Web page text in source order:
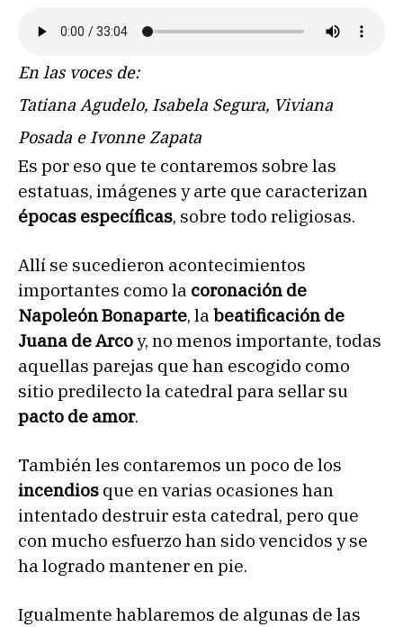
En las voces de:
Tatiana Agudelo, Isabela Segura, Viviana
Posada e Ivonne Zapata
Es por eso que te contaremos sobre las
estatuas, imágenes y arte que caracterizan
épocas específicas, sobre todo religiosas.
Allí se sucedieron acontecimientos
importantes como la coronación de
Napoleón Bonaparte, labeatificación de
Juana de Arcoy, no menos importante, todas
aquellas parejas que han escogido como
sitio predilecto la catedral para sellar su
pacto de amor.
También les contaremos un poco de los
incendios que en varias ocasiones han
intentado destruir esta catedral, pero que
con mucho esfuerzo han sido vencidos y se
ha logrado mantener en pie.
Igualmente hablaremos de algunas de las